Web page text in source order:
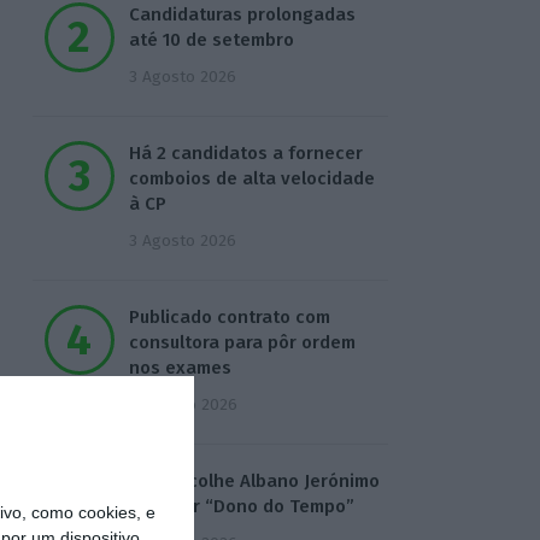
como cookies, e
Candidaturas prolongadas
até 10 de setembro
3 Agosto 2026
Há 2 candidatos a fornecer
comboios de alta velocidade
à CP
3 Agosto 2026
Publicado contrato com
consultora para pôr ordem
nos exames
4 Agosto 2026
TML escolhe Albano Jerónimo
para ser “Dono do Tempo”